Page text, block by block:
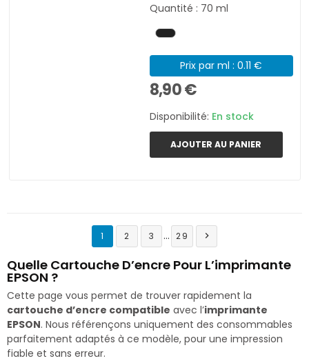
Quantité : 70 ml
Prix par ml : 0.11 €
8,90 €
Disponibilité: En stock
AJOUTER AU PANIER
1 2 3 … 29 
Quelle Cartouche D’encre Pour L’imprimante
EPSON ?
Cette page vous permet de trouver rapidement la
cartouche d’encre compatible avec l’imprimante
EPSON. Nous référençons uniquement des consommables
parfaitement adaptés à ce modèle, pour une impression
fiable et sans erreur.